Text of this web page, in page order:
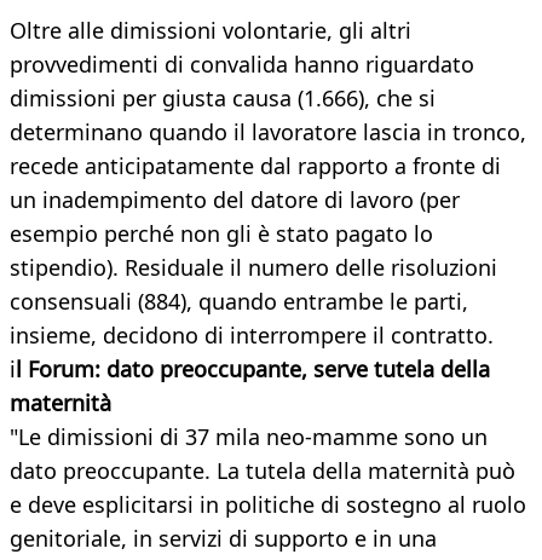
Oltre alle dimissioni volontarie, gli altri
provvedimenti di convalida hanno riguardato
dimissioni per giusta causa (1.666), che si
determinano quando il lavoratore lascia in tronco,
recede anticipatamente dal rapporto a fronte di
un inadempimento del datore di lavoro (per
esempio perché non gli è stato pagato lo
stipendio). Residuale il numero delle risoluzioni
consensuali (884), quando entrambe le parti,
insieme, decidono di interrompere il contratto.
il Forum: dato preoccupante, serve tutela della
maternità
"Le dimissioni di 37 mila neo-mamme sono un
dato preoccupante. La tutela della maternità può
e deve esplicitarsi in politiche di sostegno al ruolo
genitoriale, in servizi di supporto e in una